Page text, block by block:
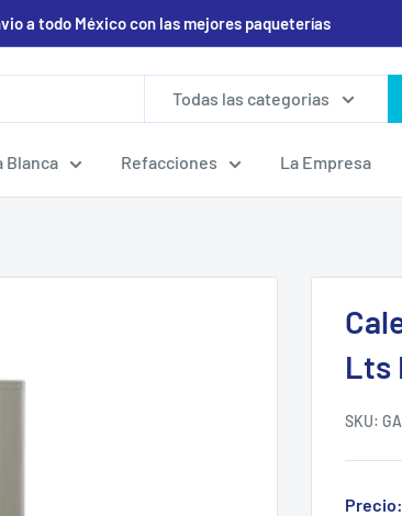
a todo México con las mejores paqueterías
Todas las categorias
Blanca Refacciones La Empresa
Lts
SKU:
Precio: